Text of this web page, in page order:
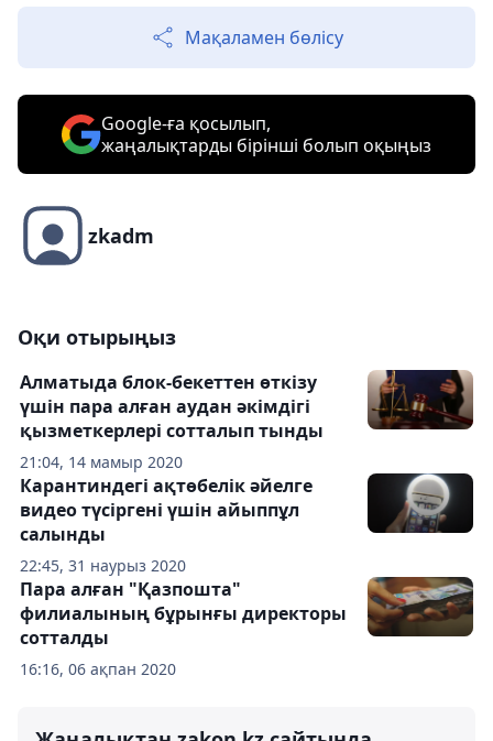
Мақаламен бөлісу
Google-ға қосылып,
жаңалықтарды бірінші болып оқыңыз
zkadm
Оқи отырыңыз
21:04, 14 мамыр 2020
Алматыда блок-бекеттен өткізу
үшін пара алған аудан әкімдігі
қызметкерлері сотталып тынды
22:45, 31 наурыз 2020
Карантиндегі ақтөбелік әйелге
видео түсіргені үшін айыппұл
салынды
16:16, 06 ақпан 2020
Пара алған "Қазпошта"
филиалының бұрынғы директоры
сотталды